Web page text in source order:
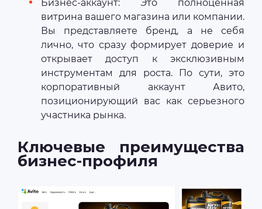
Бизнес-аккаунт: Это полноценная
витрина вашего магазина или компании.
Вы представляете бренд, а не себя
лично, что сразу формирует доверие и
открывает доступ к эксклюзивным
инструментам для роста. По сути, это
корпоративный аккаунт Авито,
позиционирующий вас как серьезного
участника рынка.
Ключевые преимущества
бизнес-профиля